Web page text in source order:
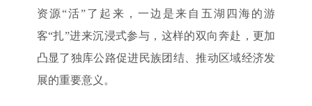
资源“活”了起来，一边是来自五湖四海的游
客“扎”进来沉浸式参与，这样的双向奔赴，更加
凸显了独库公路促进民族团结、推动区域经济发
展的重要意义。